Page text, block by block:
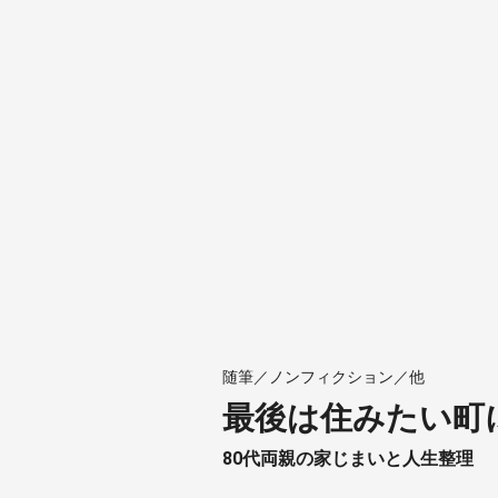
随筆／ノンフィクション／他
最後は住みたい町
80代両親の家じまいと人生整理